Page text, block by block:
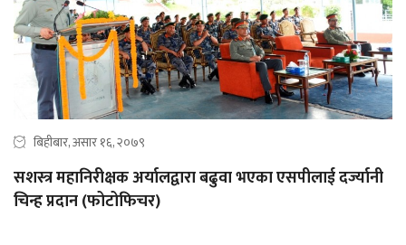
बिहीबार, असार १६, २०७९
सशस्त्र महानिरीक्षक अर्यालद्वारा बढुवा भएका एसपीलाई दर्ज्यानी
चिन्ह प्रदान (फोटोफिचर)